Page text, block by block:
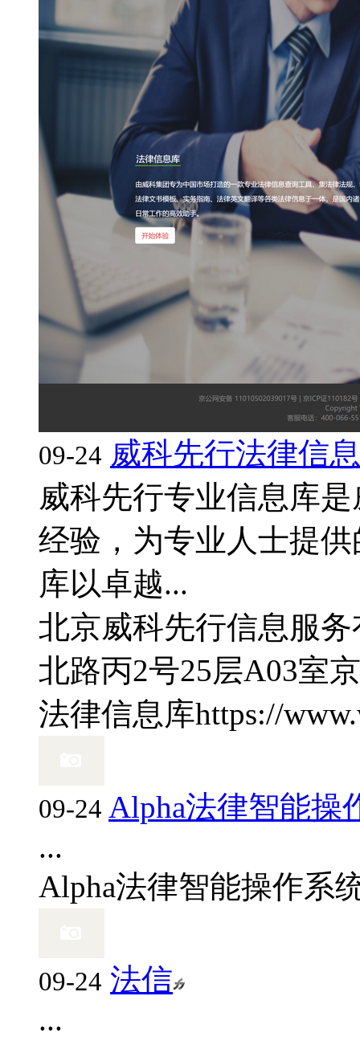
09-24 威科先行法律信
威科先行专业信息库
经验，为专业人士提
库以卓越...
北京威科先行信息服
北路丙2号25层A03室
法律信息库https://
09-24 Alpha法律智能操
...
Alpha法律智能操作系
09-24 法信
...